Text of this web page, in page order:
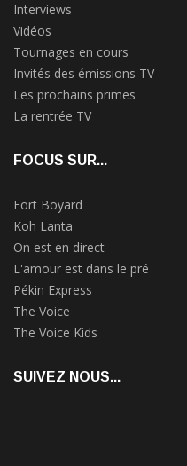
Interviews
Vidéos
Tournages en cours
Invités des émissions TV
Les prochains primes
La rentrée TV
FOCUS SUR...
Fort Boyard
Koh Lanta
On est en direct
L'amour est dans le pré
Pékin Express
The Voice
The Voice Kids
SUIVEZ NOUS...